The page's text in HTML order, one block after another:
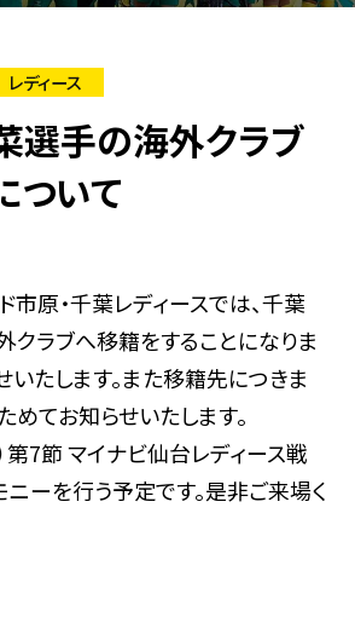
レディース
選手の海外クラブ
ついて
市原・千葉レディースでは、千葉
ラブへ移籍をすることになりま
いたします。また移籍先につきま
めてお知らせいたします。
第7節 マイナビ仙台レディース戦
ーを行う予定です。是非ご来場く